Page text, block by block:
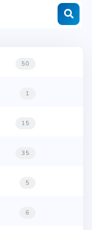
50
1
15
35
5
6